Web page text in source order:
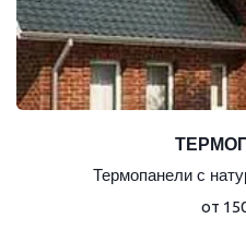
Термопанели с
от